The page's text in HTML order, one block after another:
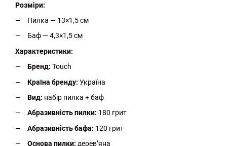
Розміри:
Пилка — 13×1,5 см
Баф — 4,3×1,5 см
Характеристики:
Бренд: Touch
Країна бренду: Україна
Вид: набір пилка + баф
Абразивність пилки: 180 грит
Абразивність бафа: 120 грит
Основа пилки: дерев’яна